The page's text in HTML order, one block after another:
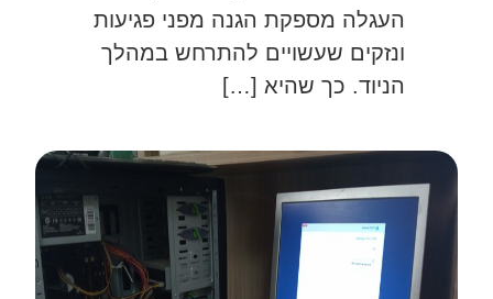
העגלה מספקת הגנה מפני פגיעות
ונזקים שעשויים להתרחש במהלך
הניוד. כך שהיא […]